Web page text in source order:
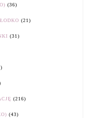
(36)
(21)
(31)
(216)
(43)